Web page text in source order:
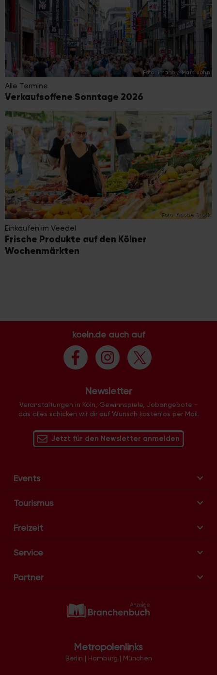
Foto: imago / Marc John
Alle Termine
Verkaufsoffene Sonntage 2026
Foto: Adobe Stock
Einkaufen im Veedel
Frische Produkte auf den Kölner
Wochenmärkten
koeln.de auch auf
Newsletter
Veranstaltungen in Köln, Gewinnspiele, Jobangebote -
das alles schicken wir dir auf Wunsch kostenlos per Mail.
Jetzt für den Newsletter anmelden
Events
Tourismus
Freizeit
Service
Partner
Metropolenlinks
Berlin | Hamburg | München